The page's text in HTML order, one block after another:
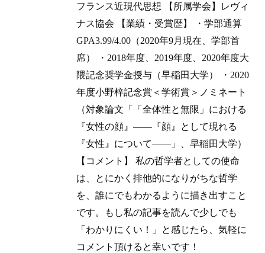
フランス近現代思想 【所属学会】レヴィ
ナス協会 【業績・受賞歴】 ・学部通算
GPA3.99/4.00（2020年9月現在、学部首
席） ・2018年度、2019年度、2020年度大
隈記念奨学金授与（早稲田大学） ・2020
年度小野梓記念賞＜学術賞＞ノミネート
（対象論文「「全体性と無限」における
『女性の顔』——『顔』として現れる
『女性』について——」、早稲田大学）
【コメント】 私の哲学者としての使命
は、とにかく排他的になりがちな哲学
を、誰にでもわかるように描き出すこと
です。もし私の記事を読んで少しでも
「わかりにくい！」と感じたら、気軽に
コメント頂けると幸いです！